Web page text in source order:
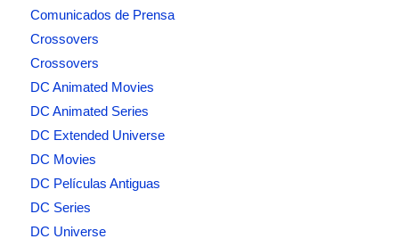
Comunicados de Prensa
Crossovers
Crossovers
DC Animated Movies
DC Animated Series
DC Extended Universe
DC Movies
DC Películas Antiguas
DC Series
DC Universe